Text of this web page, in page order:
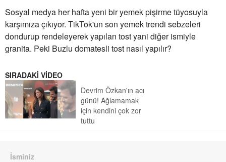
Sosyal medya her hafta yeni bir yemek pişirme tüyosuyla
karşımıza çıkıyor. TikTok'un son yemek trendi sebzeleri
dondurup rendeleyerek yapılan tost yani diğer ismiyle
granita. Peki Buzlu domatesli tost nasıl yapılır?
SIRADAKİ VİDEO
Devrim Özkan'ın acı
günü! Ağlamamak
için kendini çok zor
tuttu
İsminiz